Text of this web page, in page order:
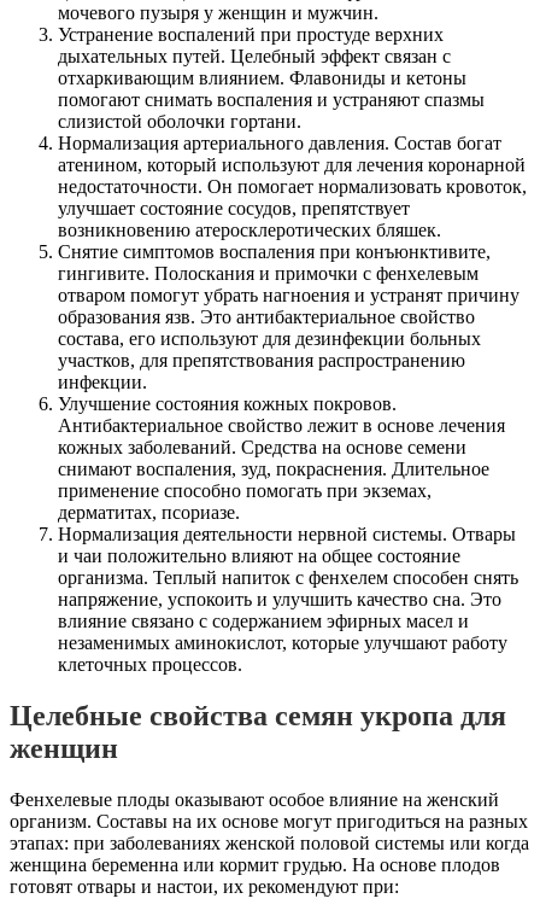
мочевого пузыря у женщин и мужчин.
Устранение воспалений при простуде верхних
дыхательных путей. Целебный эффект связан с
отхаркивающим влиянием. Флавониды и кетоны
помогают снимать воспаления и устраняют спазмы
слизистой оболочки гортани.
Нормализация артериального давления. Состав богат
атенином, который используют для лечения коронарной
недостаточности. Он помогает нормализовать кровоток,
улучшает состояние сосудов, препятствует
возникновению атеросклеротических бляшек.
Снятие симптомов воспаления при конъюнктивите,
гингивите. Полоскания и примочки с фенхелевым
отваром помогут убрать нагноения и устранят причину
образования язв. Это антибактериальное свойство
состава, его используют для дезинфекции больных
участков, для препятствования распространению
инфекции.
Улучшение состояния кожных покровов.
Антибактериальное свойство лежит в основе лечения
кожных заболеваний. Средства на основе семени
снимают воспаления, зуд, покраснения. Длительное
применение способно помогать при экземах,
дерматитах, псориазе.
Нормализация деятельности нервной системы. Отвары
и чаи положительно влияют на общее состояние
организма. Теплый напиток с фенхелем способен снять
напряжение, успокоить и улучшить качество сна. Это
влияние связано с содержанием эфирных масел и
незаменимых аминокислот, которые улучшают работу
клеточных процессов.
Целебные свойства семян укропа для
женщин
Фенхелевые плоды оказывают особое влияние на женский
организм. Составы на их основе могут пригодиться на разных
этапах: при заболеваниях женской половой системы или когда
женщина беременна или кормит грудью. На основе плодов
готовят отвары и настои, их рекомендуют при: